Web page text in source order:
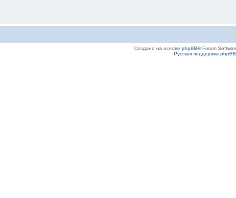
Создано на основе phpBB® Forum
Русская поддержка phpBB